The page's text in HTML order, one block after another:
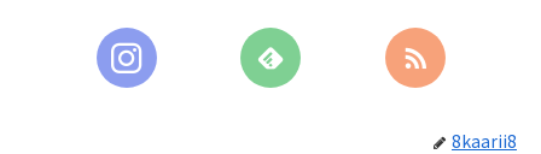
8kaarii8